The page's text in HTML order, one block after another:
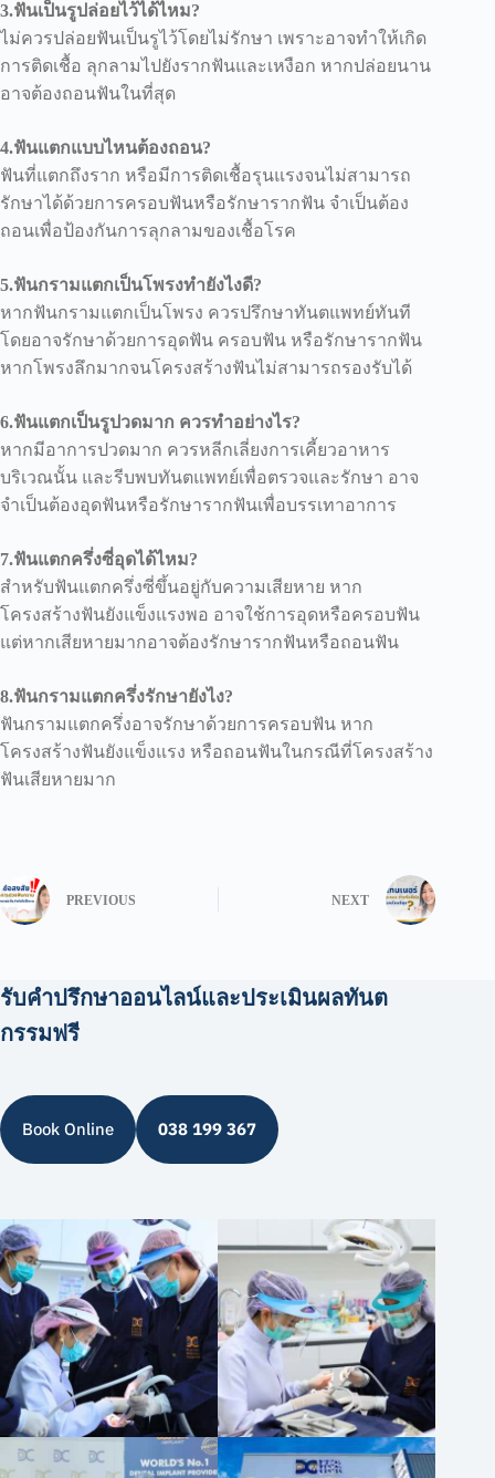
3.ฟันเป็นรูปล่อยไว้ได้ไหม?
ไม่ควรปล่อยฟันเป็นรูไว้โดยไม่รักษา เพราะอาจทำให้เกิด
การติดเชื้อ ลุกลามไปยังรากฟันและเหงือก หากปล่อยนาน
อาจต้องถอนฟันในที่สุด
4.ฟันแตกแบบไหนต้องถอน?
ฟันที่แตกถึงราก หรือมีการติดเชื้อรุนแรงจนไม่สามารถ
รักษาได้ด้วยการครอบฟันหรือรักษารากฟัน จำเป็นต้อง
ถอนเพื่อป้องกันการลุกลามของเชื้อโรค
5.ฟันกรามแตกเป็นโพรงทำยังไงดี?
หากฟันกรามแตกเป็นโพรง ควรปรึกษาทันตแพทย์ทันที
โดยอาจรักษาด้วยการอุดฟัน ครอบฟัน หรือรักษารากฟัน
หากโพรงลึกมากจนโครงสร้างฟันไม่สามารถรองรับได้
6.ฟันแตกเป็นรูปวดมาก ควรทำอย่างไร?
หากมีอาการปวดมาก ควรหลีกเลี่ยงการเคี้ยวอาหาร
บริเวณนั้น และรีบพบทันตแพทย์เพื่อตรวจและรักษา อาจ
จำเป็นต้องอุดฟันหรือรักษารากฟันเพื่อบรรเทาอาการ
7.ฟันแตกครึ่งซี่อุดได้ไหม?
สำหรับฟันแตกครึ่งซี่ขึ้นอยู่กับความเสียหาย หาก
โครงสร้างฟันยังแข็งแรงพอ อาจใช้การอุดหรือครอบฟัน
แต่หากเสียหายมากอาจต้องรักษารากฟันหรือถอนฟัน
8.ฟันกรามแตกครึ่งรักษายังไง?
ฟันกรามแตกครึ่งอาจรักษาด้วยการครอบฟัน หาก
โครงสร้างฟันยังแข็งแรง หรือถอนฟันในกรณีที่โครงสร้าง
ฟันเสียหายมาก
PREVIOUS NEXT
รับคำปรึกษาออนไลน์และประเมินผลทันต
กรรมฟรี
Book Online 038 199 367